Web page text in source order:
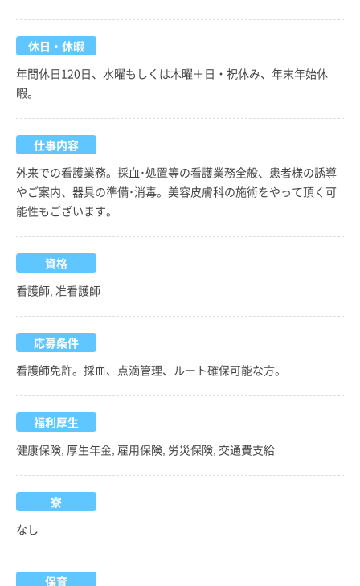
休日・休暇
年間休日120日、水曜もしくは木曜＋日・祝休み、年末年始休
暇。
仕事内容
外来での看護業務。採血･処置等の看護業務全般、患者様の誘導
やご案内、器具の準備･消毒。美容皮膚科の施術をやって頂く可
能性もございます。
資格
看護師, 准看護師
応募条件
看護師免許。採血、点滴管理、ルート確保可能な方。
福利厚生
健康保険, 厚生年金, 雇用保険, 労災保険, 交通費支給
寮
なし
保育